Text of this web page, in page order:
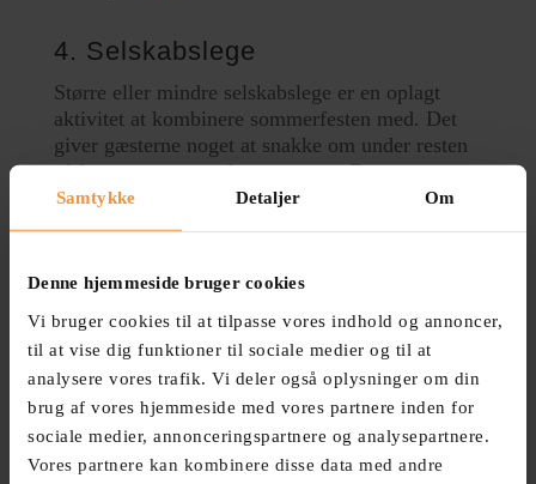
Samtykke Detaljer Om
Denne hjemmeside bruger cookies
Vi bruger cookies til at tilpasse vores indhold og annoncer,
til at vise dig funktioner til sociale medier og til at
analysere vores trafik. Vi deler også oplysninger om din
brug af vores hjemmeside med vores partnere inden for
sociale medier, annonceringspartnere og analysepartnere.
Vores partnere kan kombinere disse data med andre
4. Selskabslege
Større eller mindre selskabslege er en oplagt
aktivitet at kombinere sommerfesten med. Det
giver gæsterne noget at snakke om under resten
af festen, og ryster dem sammen. Der er mange
kortvarige lege, der kan gennemføres som en
sjov start på eller i løbet af festen. Den sjoveste
med til at skabe og deltager i. Man behøver ikke
men kan faktisk med lidt fokus på
selskabslegene gøre det til en uforglemmelig
sommerfest. Voresfemkampmed mange
forskellige teambuilding øvelser og
selskabsaktiviteter, virker især godt til at aktivere
et selskab, der elsker selskabslege hvor alsidig